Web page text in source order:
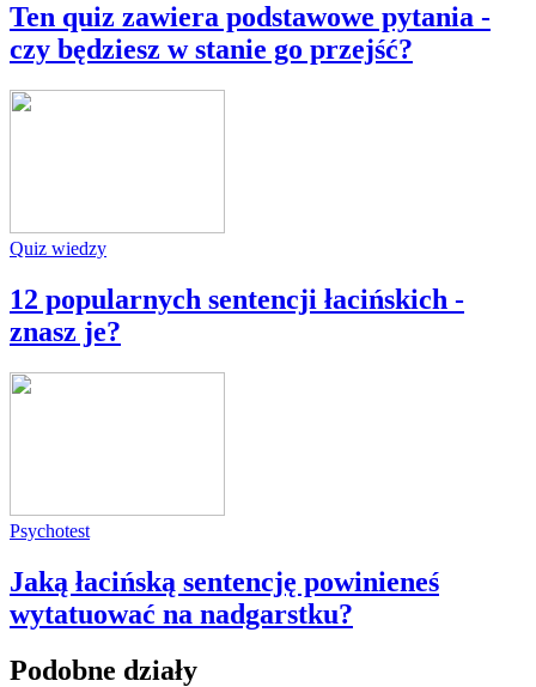
Ten quiz zawiera podstawowe pytania -
czy będziesz w stanie go przejść?
Quiz wiedzy
12 popularnych sentencji łacińskich -
znasz je?
Psychotest
Jaką łacińską sentencję powinieneś
wytatuować na nadgarstku?
Podobne działy